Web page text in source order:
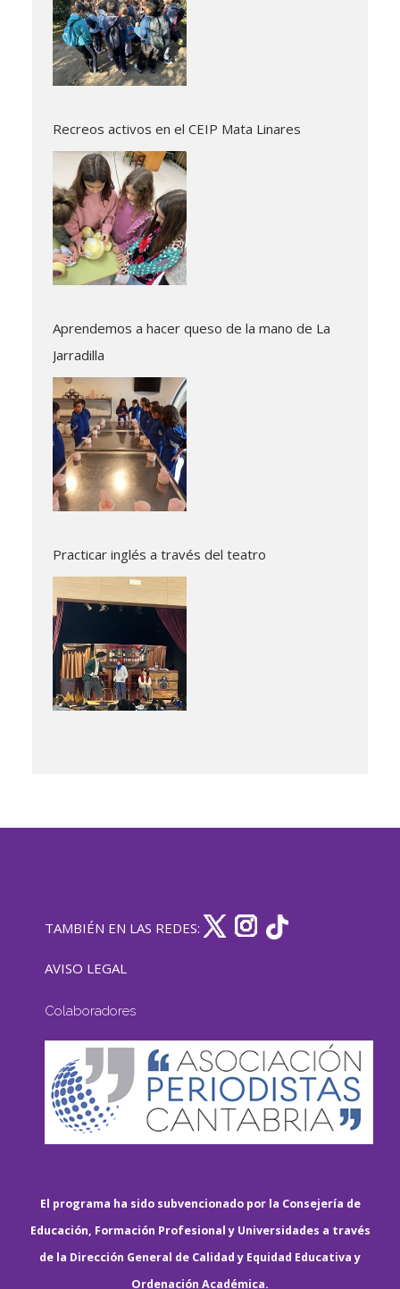
Recreos activos en el CEIP Mata Linares
Aprendemos a hacer queso de la mano de La
Jarradilla
Practicar inglés a través del teatro
TAMBIÉN EN LAS REDES:
AVISO LEGAL
Colaboradores
El programa ha sido subvencionado por la Consejería de
Educación, Formación Profesional y Universidades a través
de la Dirección General de Calidad y Equidad Educativa y
Ordenación Académica.